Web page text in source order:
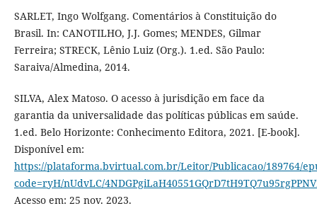
SARLET, Ingo Wolfgang. Comentários à Constituição do
Brasil. In: CANOTILHO, J.J. Gomes; MENDES, Gilmar
Ferreira; STRECK, Lênio Luiz (Org.). 1.ed. São Paulo:
Saraiva/Almedina, 2014.
SILVA, Alex Matoso. O acesso à jurisdição em face da
garantia da universalidade das políticas públicas em saúde.
1.ed. Belo Horizonte: Conhecimento Editora, 2021. [E-book].
Disponível em:
https://plataforma.bvirtual.com.br/Leitor/Publicacao/189764/
code=ryH/nUdvLC/
Acesso em: 25 nov. 2023.